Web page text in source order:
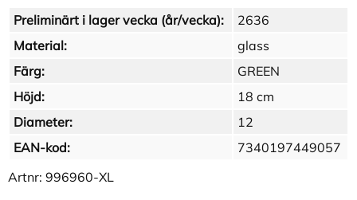
Preliminärt i lager vecka (år/vecka):
2636
Material:
glass
Färg:
GREEN
Höjd:
18 cm
Diameter:
12
EAN-kod:
7340197449057
Artnr: 996960-XL